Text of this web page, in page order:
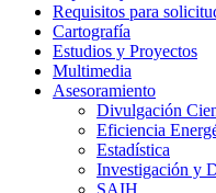
Requisitos para
Cartografía
Estudios y Proyectos
Multimedia
Asesoramiento
Divulgación
Eficiencia
Estadística
Investigación y
SAIH